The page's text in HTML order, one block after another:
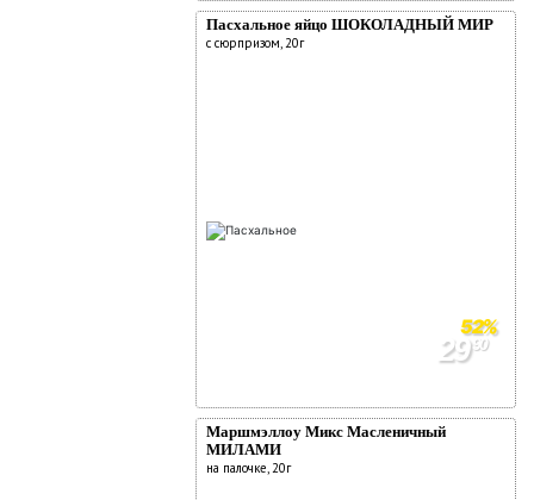
Пасхальное яйцо ШОКОЛАДНЫЙ МИР
с сюрпризом, 20г
52%
2990
Маршмэллоу Микс Масленичный
МИЛАМИ
на палочке, 20г